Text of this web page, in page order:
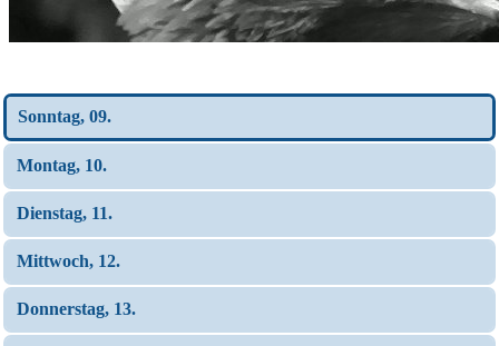
Sonntag, 09.
Montag, 10.
Dienstag, 11.
Mittwoch, 12.
Donnerstag, 13.